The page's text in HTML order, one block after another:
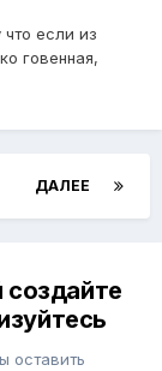
если из
говенная,
ДАЛЕЕ
оставить